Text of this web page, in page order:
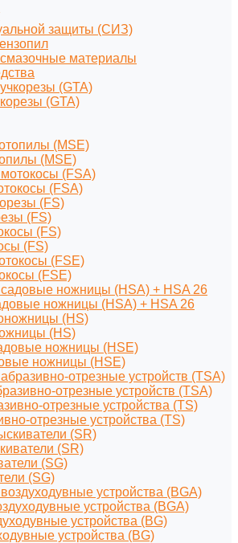
защиты (СИЗ)
материалы
(GTA)
(MSE)
(FSA)
(FS)
(FS)
(FSE)
ножницы (HSA) + HSA 26
(HS)
ножницы (HSE)
отрезные устройств (TSA)
отрезные устройства (TS)
(SR)
(SG)
устройства (BGA)
устройства (BG)